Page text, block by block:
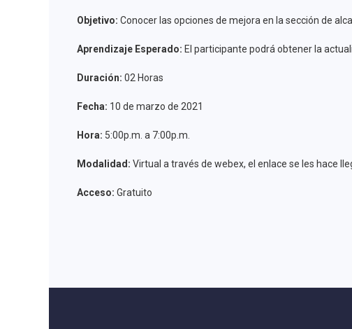
Objetivo: Conocer las opciones de mejora en la sección de
Aprendizaje Esperado: El participante podrá obtener la
Duración: 02 Horas
Fecha: 10 de marzo de 2021
Hora: 5:00p.m. a 7:00p.m.
Modalidad: Virtual a través de webex, el enlace se les hace
Acceso: Gratuito